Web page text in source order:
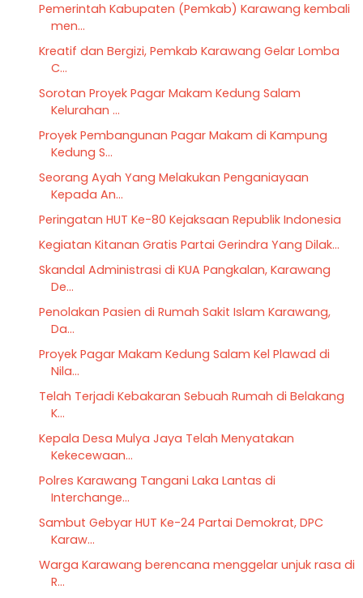
Pemerintah Kabupaten (Pemkab) Karawang kembali
men...
Kreatif dan Bergizi, Pemkab Karawang Gelar Lomba
C...
Sorotan Proyek Pagar Makam Kedung Salam
Kelurahan ...
Proyek Pembangunan Pagar Makam di Kampung
Kedung S...
Seorang Ayah Yang Melakukan Penganiayaan
Kepada An...
Peringatan HUT Ke-80 Kejaksaan Republik Indonesia
Kegiatan Kitanan Gratis Partai Gerindra Yang Dilak...
Skandal Administrasi di KUA Pangkalan, Karawang
De...
Penolakan Pasien di Rumah Sakit Islam Karawang,
Da...
Proyek Pagar Makam Kedung Salam Kel Plawad di
Nila...
Telah Terjadi Kebakaran Sebuah Rumah di Belakang
K...
Kepala Desa Mulya Jaya Telah Menyatakan
Kekecewaan...
Polres Karawang Tangani Laka Lantas di
Interchange...
Sambut Gebyar HUT Ke-24 Partai Demokrat, DPC
Karaw...
Warga Karawang berencana menggelar unjuk rasa di
R...